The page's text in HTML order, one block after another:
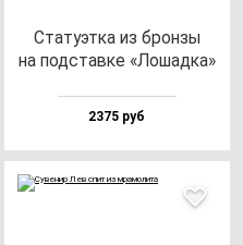
Ста­ту­эт­ка из брон­зы
на под­став­ке «Лошад­ка»
2375 руб